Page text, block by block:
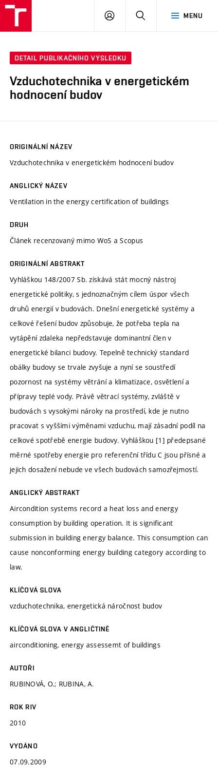
MENU
PŘIHLÁSIT
DETAIL PUBLIKAČNÍHO VÝSLEDKU
Vzduchotechnika v energetickém
hodnocení budov
ORIGINÁLNÍ NÁZEV
Vzduchotechnika v energetickém hodnocení budov
ANGLICKÝ NÁZEV
Ventilation in the energy certification of buildings
DRUH
Článek recenzovaný mimo WoS a Scopus
ORIGINÁLNÍ ABSTRAKT
Vyhláškou 148/2007 Sb. získává stát mocný nástroj
energetické politiky, s jednoznačným cílem úspor všech
druhů energií v budovách. Dnešní energetické systémy a
celkové řešení budov způsobuje, že potřeba tepla na
vytápění zdaleka nepředstavuje dominantní člen v
energetické bilanci budovy. Tepelně technický standard
obálky budovy se trvale zvyšuje a nyní se soustředí
pozornost na systémy větrání a klimatizace, osvětlení a
přípravy teplé vody. Právě větrací systémy, zvláště v
budovách s vysokými nároky na prostředí, kde je nutno
pracovat s vyššími výměnami vzduchu, mají zásadní podíl na
celkové spotřebě energie budovy. Vyhláškou [1] předepsané
měrné spotřeby energie pro referenční třídu C jsou přísné a
jejich dosažení nebude ve všech budovách samozřejmostí.
ANGLICKÝ ABSTRAKT
Aircondition systems record a heat loss and energy
consumption by building operation. It is significant
submission in building energy balance. This consumption can
cause nonconforming energy building category according to
law.
KLÍČOVÁ SLOVA
vzduchotechnika, energetická náročnost budov
KLÍČOVÁ SLOVA V ANGLIČTINĚ
airconditioning, energy assessemt of buildings
AUTOŘI
RUBINOVÁ, O.; RUBINA, A.
ROK RIV
2010
VYDÁNO
07.09.2009